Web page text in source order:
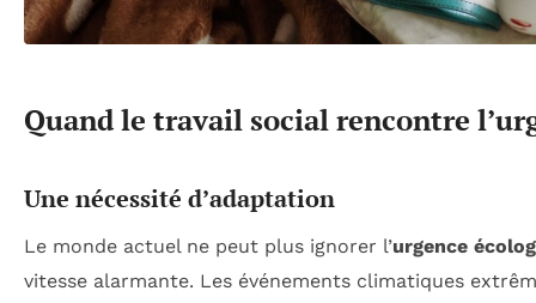
Quand le travail social rencontre
Une nécessité d’adaptation
Le monde actuel ne peut plus ignorer l’urgence
vitesse alarmante. Les événements climatiques